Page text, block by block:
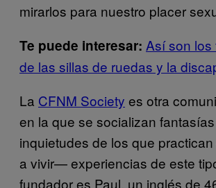
mirarlos para nuestro placer
Te puede interesar: Así son los
de las sillas de ruedas y la
La CFNM Society es otra
en la que se socializan
inquietudes de los que
a vivir— experiencias de este
fundador es Paul, un inglés de